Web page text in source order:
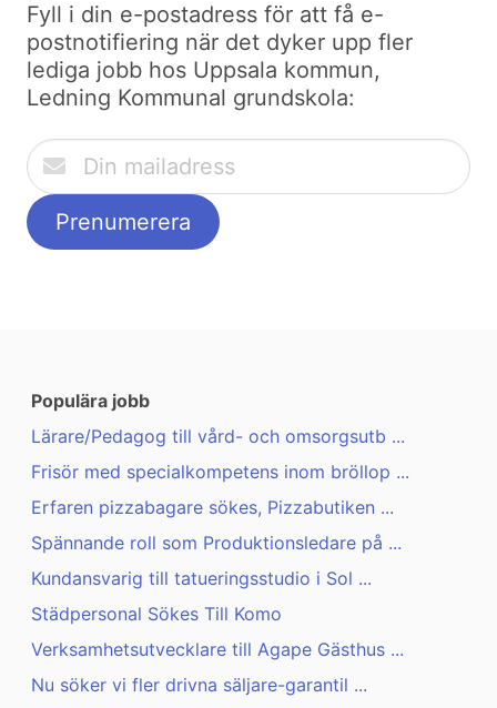
Fyll i din e-postadress för att få e-
postnotifiering när det dyker upp fler
lediga jobb hos Uppsala kommun,
Ledning Kommunal grundskola:
Populära jobb
Lärare/Pedagog till vård- och omsorgsutb ...
Frisör med specialkompetens inom bröllop ...
Erfaren pizzabagare sökes, Pizzabutiken ...
Spännande roll som Produktionsledare på ...
Kundansvarig till tatueringsstudio i Sol ...
Städpersonal Sökes Till Komo
Verksamhetsutvecklare till Agape Gästhus ...
Nu söker vi fler drivna säljare-garantil ...